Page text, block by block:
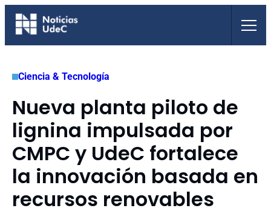
Saltar
Ciencia & Tecnología
Nueva planta piloto de
lignina impulsada por
CMPC y UdeC fortalece
la innovación basada en
recursos renovables